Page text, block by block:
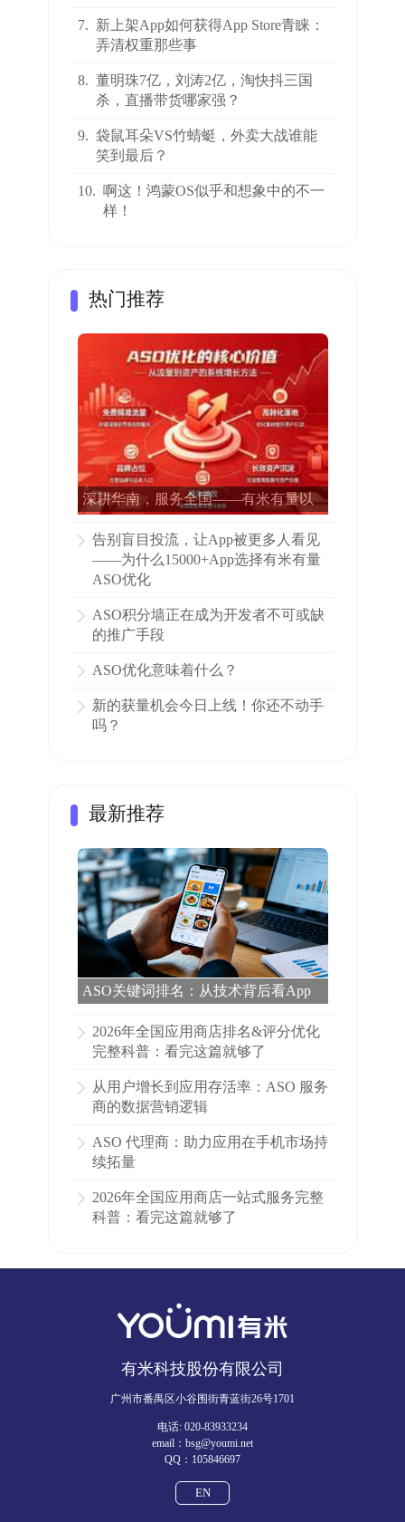
7. 新上架App如何获得App Store青睐：
弄清权重那些事
8. 董明珠7亿，刘涛2亿，淘快抖三国
杀，直播带货哪家强？
9. 袋鼠耳朵VS竹蜻蜓，外卖大战谁能
笑到最后？
10. 啊这！鸿蒙OS似乎和想象中的不一
样！
热门推荐
深耕华南，服务全国——有米有量以
告别盲目投流，让App被更多人看见
——为什么15000+App选择有米有量
ASO优化
ASO积分墙正在成为开发者不可或缺
的推广手段
ASO优化意味着什么？
新的获量机会今日上线！你还不动手
吗？
最新推荐
ASO关键词排名：从技术背后看App
2026年全国应用商店排名&评分优化
完整科普：看完这篇就够了
从用户增长到应用存活率：ASO 服务
商的数据营销逻辑
ASO 代理商：助力应用在手机市场持
续拓量
2026年全国应用商店一站式服务完整
科普：看完这篇就够了
有米科技股份有限公司
广州市番禺区小谷围街青蓝街26号1701
电话: 020-83933234
email：bsg@youmi.net
QQ：105846697
EN